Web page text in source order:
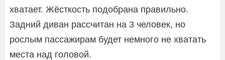
хватает. Жёсткость подобрана правильно.
Задний диван рассчитан на 3 человек, но
рослым пассажирам будет немного не хватать
места над головой.